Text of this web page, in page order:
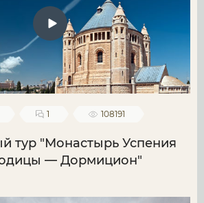
1 108191
тур "Монастырь Успения
— Дормицион"